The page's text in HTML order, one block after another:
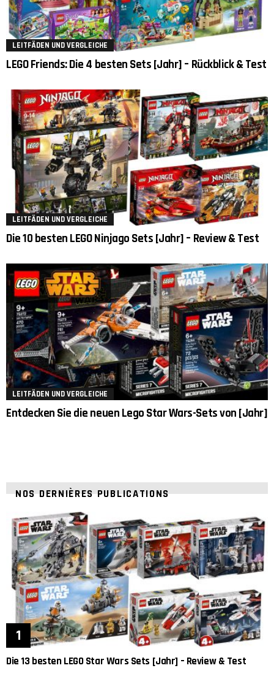
LEITFÄDEN UND VERGLEICHE
LEGO Friends: Die 4 besten Sets [Jahr] – Rückblick & Test
LEITFÄDEN UND VERGLEICHE
Die 10 besten LEGO Ninjago Sets [Jahr] – Review & Test
LEITFÄDEN UND VERGLEICHE
Entdecken Sie die neuen Lego Star Wars-Sets von [Jahr]
NOS DERNIÈRES PUBLICATIONS
Die 13 besten LEGO Star Wars Sets [Jahr] – Review & Test